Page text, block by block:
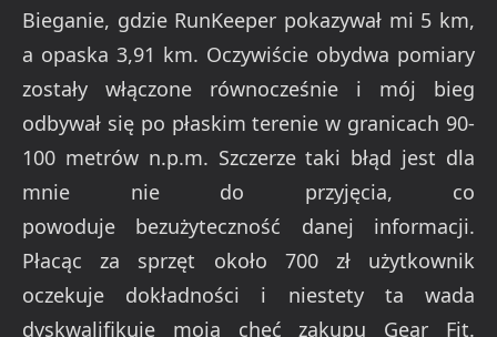
Bieganie, gdzie RunKeeper pokazywał mi 5 km,
a opaska 3,91 km. Oczywiście obydwa pomiary
zostały włączone równocześnie i mój bieg
odbywał się po płaskim terenie w granicach 90-
100 metrów n.p.m. Szczerze taki błąd jest dla
mnie nie do przyjęcia, co
powoduje bezużyteczność danej informacji.
Płacąc za sprzęt około 700 zł użytkownik
oczekuje dokładności i niestety ta wada
dyskwalifikuje moją chęć zakupu Gear Fit.